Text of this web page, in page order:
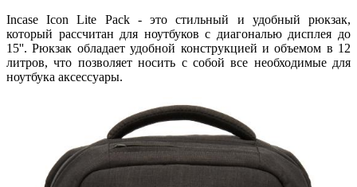
Incase Icon Lite Pack - это стильный и удобный рюкзак,
который рассчитан для ноутбуков с диагональю дисплея до
15''. Рюкзак обладает удобной конструкцией и объемом в 12
литров, что позволяет носить с собой все необходимые для
ноутбука аксессуары.